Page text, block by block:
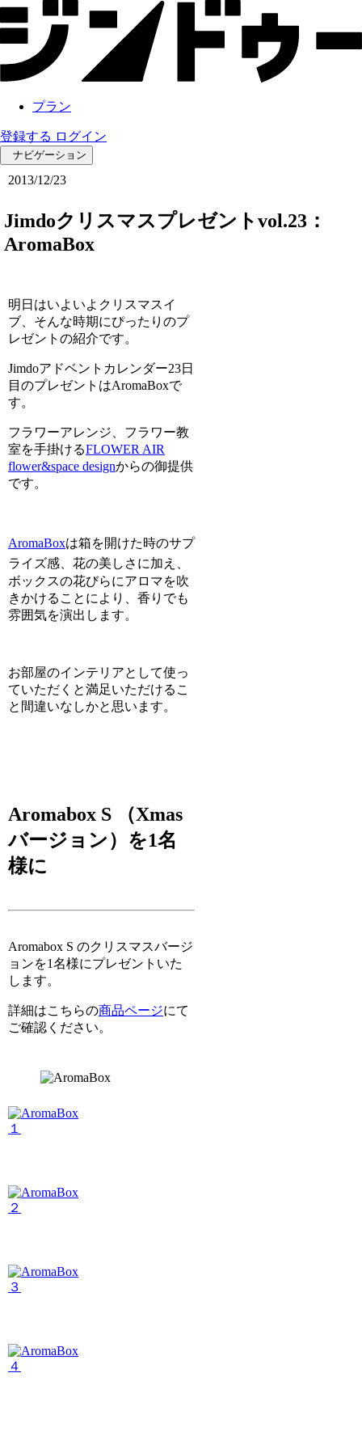
プラン
登録する ログイン
ナビゲーション
2013/12/23
Jimdoクリスマスプレゼントvol.23：
AromaBox
明日はいよいよクリスマスイ
ブ、そんな時期にぴったりのプ
レゼントの紹介です。
Jimdoアドベントカレンダー23日
目のプレゼントはAromaBoxで
す。
フラワーアレンジ、フラワー教
室を手掛けるFLOWER AIR
flower&space designからの御提供
です。
AromaBoxは箱を開けた時のサプ
ライズ感、花の美しさに加え
ボックスの花びらにアロマを吹
きかけることにより、香りでも
雰囲気を演出します。
お部屋のインテリアとして使っ
ていただくと満足いただけるこ
と間違いなしかと思います。
Aromabox S （Xmas
バージョン）を1名
様に
Aromabox S のクリスマスバージ
ョンを1名様にプレゼントいた
します。
詳細はこちらの商品ページにて
ご確認ください。